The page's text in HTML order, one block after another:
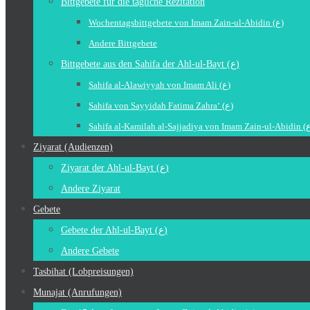
Wochentagsbittgebete von Imam Zain-ul-Abidin (ع)
Andere Bittgebete
Bittgebete aus den Sahifa der Ahl-ul-Bayt (ع)
Sahifa al-Alawiyyah von Imam Ali (ع)
Sahifa von Sayyidah Fatima Zahra‘ (ع)
Ziyarat (Audienzen)
Ziyarat der Ahl-ul-Bayt (ع)
Andere Ziyarat
Gebete
Gebete der Ahl-ul-Bayt (ع)
Andere Gebete
Tasbihat (Lobpreisungen)
Munajat (Anrufungen)